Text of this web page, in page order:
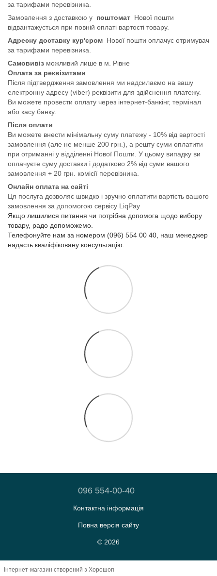
за тарифами перевізника.
Замовлення з доставкою у поштомат Нової пошти
відвантажується при повній оплаті вартості товару.
Адресну доставку кур'єром Нової пошти оплачує отримувач
за тарифами перевізника.
Самовивіз можливий лише в м. Рівне
Оплата за реквізитами
Після підтвердження замовлення ми надсилаємо на вашу
електронну адресу (viber) реквізити для здійснення платежу.
Ви можете провести оплату через інтернет-банкінг, термінал
або касу банку.
Після оплати
Ви можете внести мінімальну суму платежу - 10% від вартості
замовлення (але не менше 200 грн.), а решту суми оплатити
при отриманні у відділенні Нової Пошти. У цьому випадку ви
оплачуєте суму доставки і додатково 2% від суми вашого
замовлення + 20 грн. комісії перевізника.
Онлайн оплата на сайті
Ця послуга дозволяє швидко і зручно оплатити вартість вашого
замовлення за допомогою сервісу LiqPay
Якщо лишилися питання чи потрібна допомога щодо вибору
товару, радо допоможемо.
Телефонуйте нам за номером (096) 554 00 40, наш менеджер
надасть кваліфіковану консультацію.
096 554-00-40
Контактна інформація
Повна версія сайту
© 2026
Інтернет-магазин створений з Хорошоп